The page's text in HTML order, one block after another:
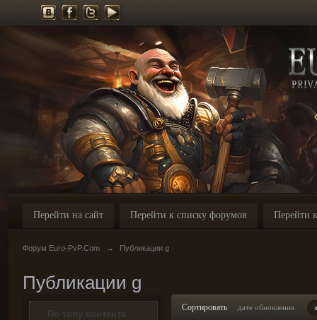
Перейти на сайт Перейти к списку форумов Перейти
Форум Euro-PvP.Com → Публикации g
Публикации g
По типу контента
Сортировать дате обновления